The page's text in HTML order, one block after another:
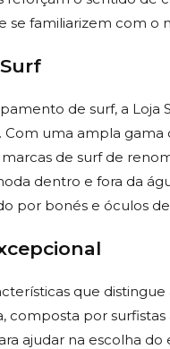
se familiarizem com o
de surf, a Loja
Com uma ampla
de surf de
dentro e fora da
por bonés e óculos
que
composta por
ajudar na escolha